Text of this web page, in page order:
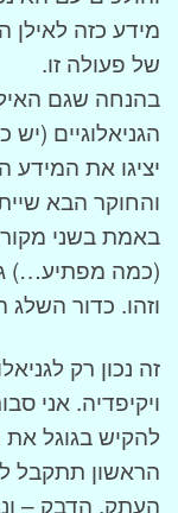
מידע כזה לאילן
של פעולה זו.
בהנחה שגם
הגניאלוגיים
יציגו את המידע
והחוקר הבא
באמת בשני
(כמה מפתיע…)
וזהו. כדור
זה נכון רק
ויקיפדיה. אני
להקיש בגוגל
הראשון תתקבל
העתק, הדבק –